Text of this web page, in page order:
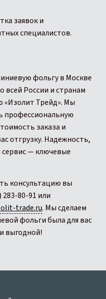
заявок и
специалистов.
фольгу в Москве
всей России и странам
«Изолит Трейд». Мы
профессиональную
заказа и
отгрузку. Надежность,
— ключевые
консультацию вы
80-91 или
trade.ru. Мы сделаем
фольги была для вас
выгодной!